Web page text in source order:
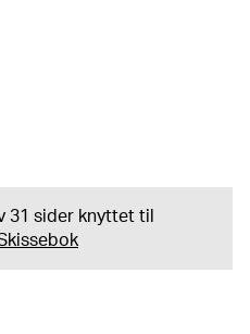
31 sider knyttet til